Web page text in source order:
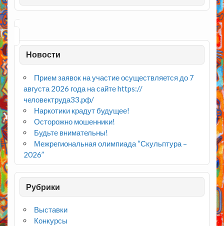
Новости
Прием заявок на участие осуществляется до 7
августа 2026 года на сайте https://
человектруда33.рф/
Наркотики крадут будущее!
Осторожно мошенники!
Будьте внимательны!
Межрегиональная олимпиада “Скульптура –
2026”
Рубрики
Выставки
Конкурсы